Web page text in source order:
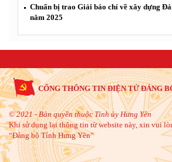
Chuẩn bị trao Giải báo chí về xây dựng
năm 2025
CỔNG THÔNG TIN ĐIỆN TỬ ĐẢNG
© 2021 - Bản quyền thuộc Tỉnh ủy Hưng Yên
Khi sử dụng lại thông tin từ website này, xin vui
“Đảng bộ Tỉnh Hưng Yên”